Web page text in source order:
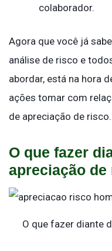
colaborador.
Agora que você já
análise de risco e
abordar, está na hora
ações tomar com
de apreciação de
O que fazer
apreciação de
O que fazer diante